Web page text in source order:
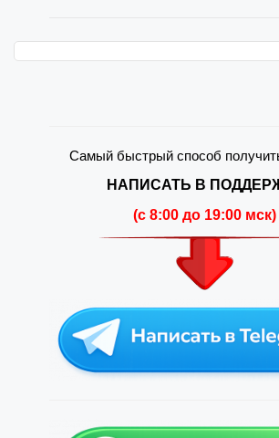
Самый быстрый способ
НАПИСАТЬ В
(c 8:00 до 19:00 мск)